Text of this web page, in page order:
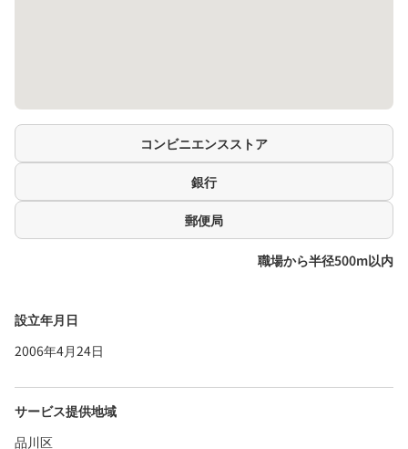
コンビニエンスストア
銀行
郵便局
職場から半径500m以内
設立年月日
2006年4月24日
サービス提供地域
品川区